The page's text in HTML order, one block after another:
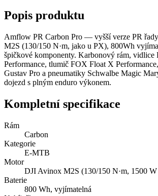
Popis produktu
Amflow PR Carbon Pro — vyšší verze PR
M2S (130/150 N·m, jako u PX), 800Wh
špičkové komponenty. Karbonový rám, vidlice
Performance, tlumič FOX Float X
Gustav Pro a pneumatiky Schwalbe Magic
dojezd s plným enduro výkonem.
Kompletní specifikace
Rám
Carbon
Kategorie
E-MTB
Motor
DJI Avinox M2S (130/150 N·m, 1500 W
Baterie
800 Wh, vyjímatelná